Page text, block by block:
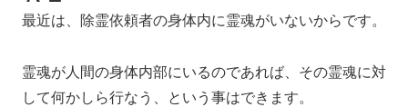
最近は、除霊依頼者の身体内に霊魂がいないからです。
霊魂が人間の身体内部にいるのであれば、その霊魂に対
して何かしら行なう、という事はできます。